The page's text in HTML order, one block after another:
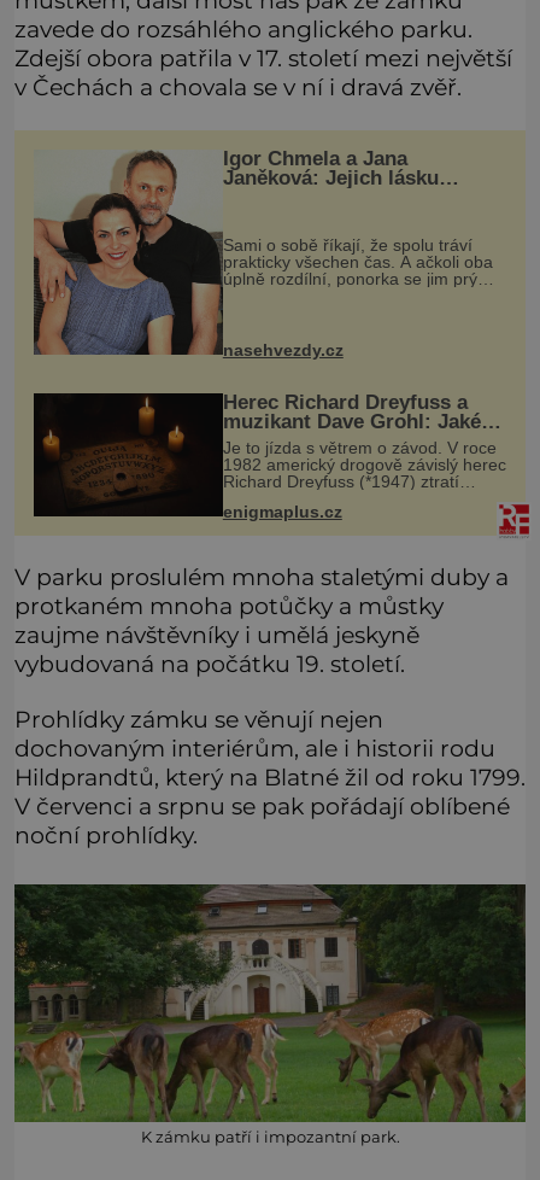
zavede do rozsáhlého anglického parku.
Zdejší obora patřila v 17. století mezi největší
v Čechách a chovala se v ní i dravá zvěř.
Igor Chmela a Jana
Janěková: Jejich lásku
Sami o sobě říkají, že spolu tráví
prakticky všechen čas. A ačkoli oba
úplně rozdílní, ponorka se jim prý
většinou podivíny, ona zase hysterky
nasehvezdy.cz
Herec Richard Dreyfuss a
muzikant Dave Grohl: Jaké
mají paranormální zážitky?
Je to jízda s větrem o závod. V roce
1982 americký drogově závislý herec
Richard Dreyfuss (*1947) ztratí
prohání se po silnicích ve svém
mercedesu jako utržený ze řetězu.
enigmaplus.cz
V parku proslulém mnoha staletými duby a
protkaném mnoha potůčky a můstky
zaujme návštěvníky i umělá jeskyně
vybudovaná na počátku 19. století.
Prohlídky zámku se věnují nejen
dochovaným interiérům, ale i historii rodu
Hildprandtů, který na Blatné žil od roku 1799.
V červenci a srpnu se pak pořádají oblíbené
noční prohlídky.
K zámku patří i impozantní park.